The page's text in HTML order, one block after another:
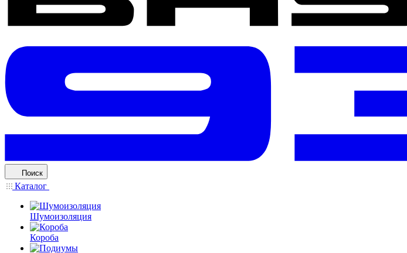
Поиск
Каталог
Шумоизоляция
Короба